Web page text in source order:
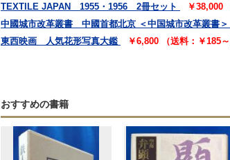
TEXTILE JAPAN 1955・1956 2冊セット
￥38,000
中國城市改革叢書 中國首都北京 ＜中国城市改革叢書＞
東西映画 人気花形写真大鑑
￥6,800 （送料：￥185～
おすすめの書籍